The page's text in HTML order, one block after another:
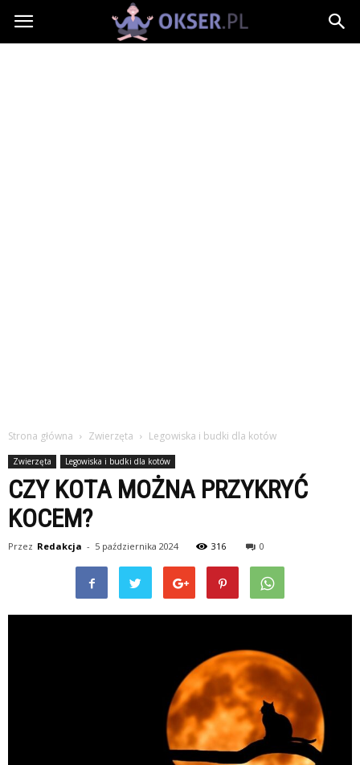
Okser.pl
Strona główna Zwierzęta Legowiska i budki dla kotów
Zwierzęta Legowiska i budki dla kotów
CZY KOTA MOŻNA PRZYKRYĆ
KOCEM?
Przez Redakcja - 5 października 2024 316 0